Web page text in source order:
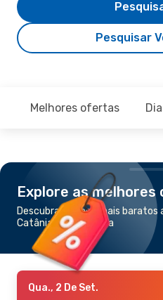
Pesquisar
Melhores ofertas
Explore as
Descubra os voos mais baratos
Catânia para Bolonha
Qua., 2 De Set.